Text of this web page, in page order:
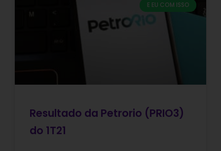
E EU COM ISSO
Resultado da Petrorio (PRIO3)
do 1T21